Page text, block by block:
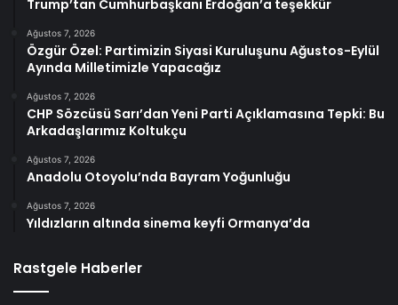
Trump’tan Cumhurbaşkanı Erdoğan’a teşekkür
Ağustos 7, 2026
Özgür Özel: Partimizin Siyasi Kuruluşunu Ağustos-Eylül
Ayında Milletimizle Yapacağız
Ağustos 7, 2026
CHP Sözcüsü Sarı’dan Yeni Parti Açıklamasına Tepki: Bu
Arkadaşlarımız Koltukçu
Ağustos 7, 2026
Anadolu Otoyolu’nda Bayram Yoğunluğu
Ağustos 7, 2026
Yıldızların altında sinema keyfi Ormanya’da
Rastgele Haberler